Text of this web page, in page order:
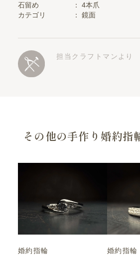
石留め
：4本爪
カテゴリ
：鏡面
担当クラフトマンより
その他の手作り婚約指
婚約指輪 婚約指輪